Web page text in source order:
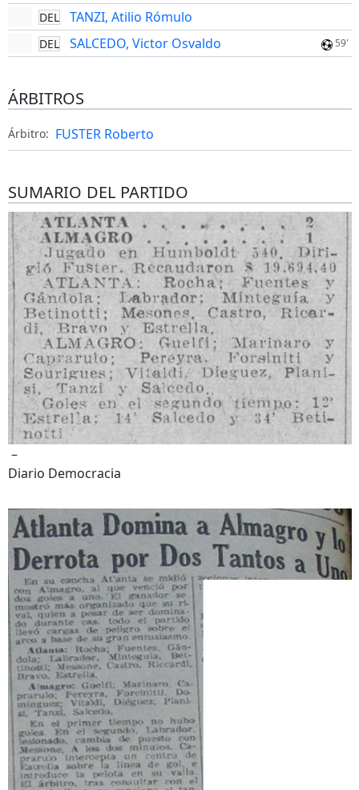
DEL TANZI, Atilio Rómulo
DEL SALCEDO, Victor Osvaldo 59'
ÁRBITROS
Árbitro: FUSTER Roberto
SUMARIO DEL PARTIDO
–
Diario Democracia